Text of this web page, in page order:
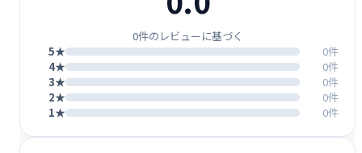
0件のレビューに基づく
5★
0件
4★
0件
3★
0件
2★
0件
1★
0件